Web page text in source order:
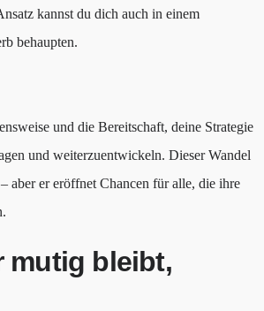
kannst du dich auch in einem
behaupten.
und die Bereitschaft, deine Strategie
und weiterzuentwickeln. Dieser Wandel
aber er eröffnet Chancen für alle, die ihre
mutig bleibt,